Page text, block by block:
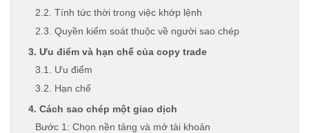
2.2. Tính tức thời trong việc khớp lệnh
2.3. Quyền kiểm soát thuộc về người sao chép
3. Ưu điểm và hạn chế của copy trade
3.1. Ưu điểm
3.2. Hạn chế
4. Cách sao chép một giao dịch
Bước 1: Chọn nền tảng và mở tài khoản